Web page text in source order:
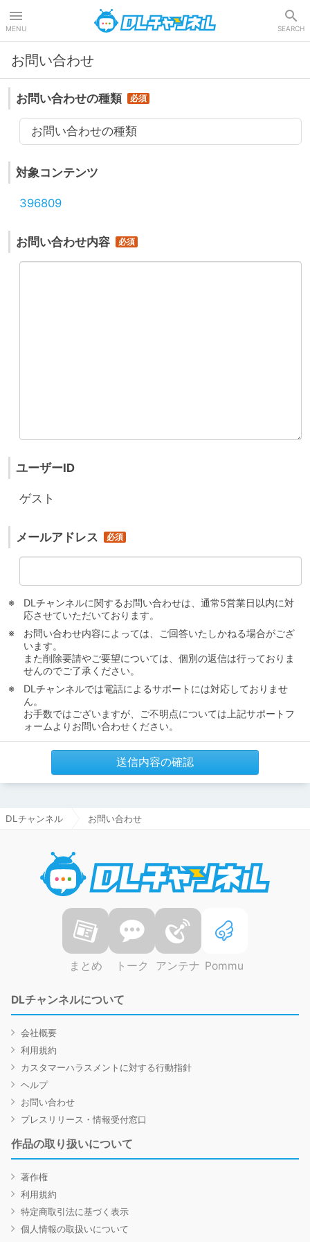
MENU SEARCH
お問い合わせ
お問い合わせの種類
お問い合わせの種類
対象コンテンツ
396809
お問い合わせ内容
ユーザーID
ゲスト
メールアドレス
DLチャンネルに関するお問い合わせは、通常5営業日以内に対
応させていただいております。
お問い合わせ内容によっては、ご回答いたしかねる場合がござ
います。
また削除要請やご要望については、個別の返信は行っておりま
せんのでご了承ください。
DLチャンネルでは電話によるサポートには対応しておりませ
ん。
お手数ではございますが、ご不明点については上記サポートフ
ォームよりお問い合わせください。
送信内容の確認
DLチャンネル お問い合わせ
まとめ トーク アンテナ Pommu
DLチャンネルについて
会社概要
利用規約
カスタマーハラスメントに対する行動指針
ヘルプ
お問い合わせ
プレスリリース・情報受付窓口
作品の取り扱いについて
著作権
利用規約
特定商取引法に基づく表示
個人情報の取扱いについて